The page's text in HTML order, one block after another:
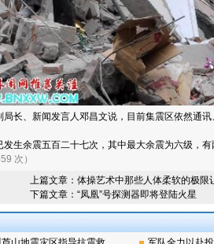
、新闻发言人邓昌文说，目前集震区依然通讯
余震五百二十七次，其中最大余震为六级，有
次）
上篇文章： 体操艺术中那些人体柔软的极限
下篇文章： “凤凰”号探测器即将登陆火星